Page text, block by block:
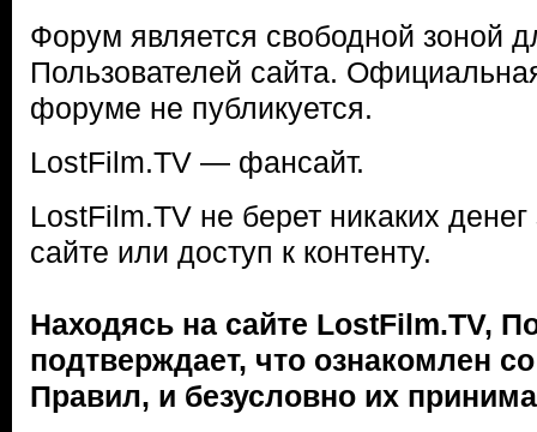
Форум является свободной зоной
Пользователей сайта.
форуме не публикуется.
LostFilm.TV — фансайт.
LostFilm.TV не берет никаких
сайте или доступ к контенту.
Находясь на сайте LostFilm.TV,
подтверждает, что ознакомлен
Правил, и безусловно их